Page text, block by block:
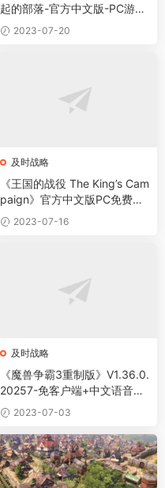
起的部落-官方中文版-PC游戏
百度网盘资源
2023-07-20
及时战略
《王国的战役 The King’s Cam
paign》官方中文版PC免费下
载 2023-07-16
及时战略
《魔兽争霸3重制版》V1.36.0.
20257-免客户端+中文语音
+支持局域网联机+百度网盘下
载
2023-07-03